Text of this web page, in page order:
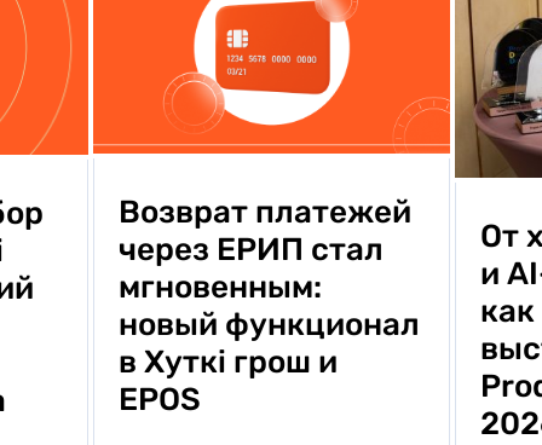
Возврат платежей
через ЕРИП стал
мгновенным:
новый функционал
в Хуткi грош и
EPOS
От
и